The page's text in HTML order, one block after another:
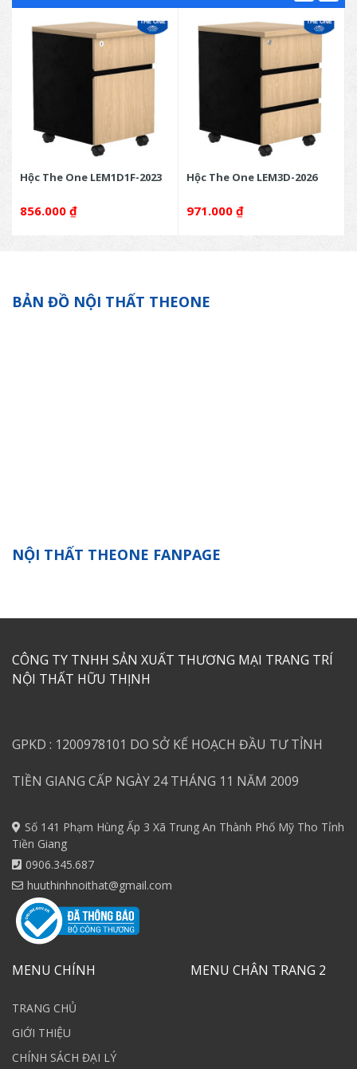
Hộc The One LEM1D1F-2023
856.000 ₫
Hộc The One LEM3D-2026
971.000 ₫
BẢN ĐỒ NỘI THẤT THEONE
NỘI THẤT THEONE FANPAGE
CÔNG TY TNHH SẢN XUẤT THƯƠNG MẠI TRANG TRÍ
NỘI THẤT HỮU THỊNH
GPKD : 1200978101 DO SỞ KẾ HOẠCH ĐẦU TƯ TỈNH
TIỀN GIANG CẤP NGÀY 24 THÁNG 11 NĂM 2009
Số 141 Phạm Hùng Ấp 3 Xã Trung An Thành Phố Mỹ Tho Tỉnh
Tiền Giang
0906.345.687
huuthinhnoithat@gmail.com
MENU CHÍNH
TRANG CHỦ
GIỚI THIỆU
CHÍNH SÁCH ĐẠI LÝ
MENU CHÂN TRANG 2